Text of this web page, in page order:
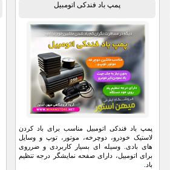
پمپ باد فندکی اتومبیل
پمپ باد فندکی اتومبیل مناسب برای باد کردن
لاستیک خودرو، دوچرخه، موتور، توپ و وسایل
های بادی. وسیله ای بسیار کاربردی و ضرروی
برای اتومبیل، دارای صفحه نمایشگر درجه تنظیم
باد.